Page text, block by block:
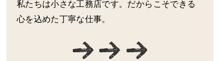
私たちは小さな工務店です。だからこそできる
心を込めた丁寧な仕事。